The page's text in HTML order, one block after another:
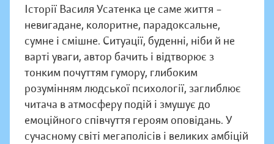
Історії Василя Усатенка це саме життя –
невигадане, колоритне, парадоксальне,
сумне і смішне. Ситуації, буденні, ніби й не
варті уваги, автор бачить і відтворює з
тонким почуттям гумору, глибоким
розумінням людської психології, заглиблює
читача в атмосферу подій і змушує до
емоційного співчуття героям оповідань. У
сучасному світі мегаполісів і великих амбіцій